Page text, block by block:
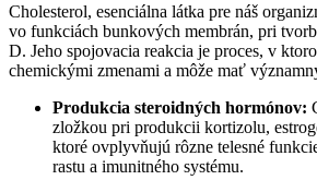
Cholesterol, esenciálna látka pre náš
vo funkciách bunkových membrán, pri
D. Jeho spojovacia reakcia je proces, v
chemickými zmenami a môže mať
Produkcia steroidných hormónov:
zložkou pri produkcii kortizolu,
ktoré ovplyvňujú rôzne telesné
rastu a imunitného systému.